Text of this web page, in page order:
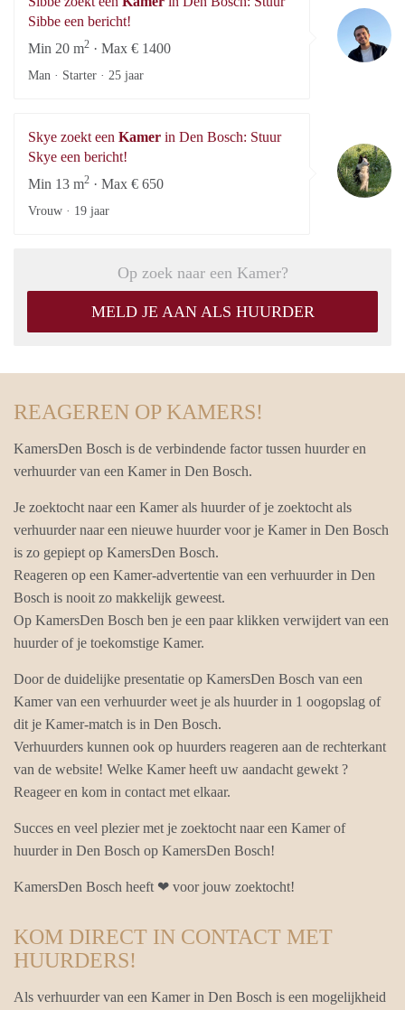
Sibbe een bericht!
Min 20 m2 · Max € 1400
Man · Starter · 25 jaar
Skye zoekt een Kamer in Den Bosch: Stuur
Skye een bericht!
Min 13 m2 · Max € 650
Vrouw · 19 jaar
Op zoek naar een Kamer?
MELD JE AAN ALS HUURDER
REAGEREN OP KAMERS!
KamersDen Bosch is de verbindende factor tussen huurder en
verhuurder van een Kamer in Den Bosch.
Je zoektocht naar een Kamer als huurder of je zoektocht als
verhuurder naar een nieuwe huurder voor je Kamer in Den Bosch
is zo gepiept op KamersDen Bosch.
Reageren op een Kamer-advertentie van een verhuurder in Den
Bosch is nooit zo makkelijk geweest.
Op KamersDen Bosch ben je een paar klikken verwijdert van een
huurder of je toekomstige Kamer.
Door de duidelijke presentatie op KamersDen Bosch van een
Kamer van een verhuurder weet je als huurder in 1 oogopslag of
dit je Kamer-match is in Den Bosch.
Verhuurders kunnen ook op huurders reageren aan de rechterkant
van de website! Welke Kamer heeft uw aandacht gewekt ?
Reageer en kom in contact met elkaar.
Succes en veel plezier met je zoektocht naar een Kamer of
huurder in Den Bosch op KamersDen Bosch!
KamersDen Bosch heeft ❤ voor jouw zoektocht!
KOM DIRECT IN CONTACT MET
HUURDERS!
Als verhuurder van een Kamer in Den Bosch is een mogelijkheid